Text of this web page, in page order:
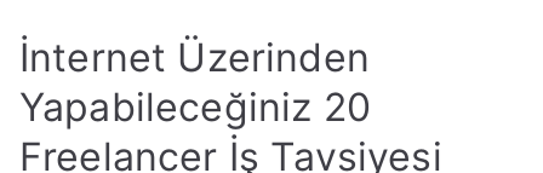
İnternet Üzerinden
Yapabileceğiniz 20
Freelancer İş Tavsiyesi